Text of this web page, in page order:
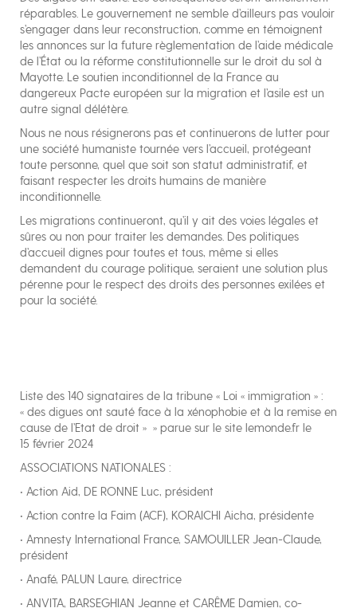
réparables. Le gouvernement ne semble d’ailleurs pas vouloir
s’engager dans leur reconstruction, comme en témoignent
les annonces sur la future règlementation de l’aide médicale
de l’État ou la réforme constitutionnelle sur le droit du sol à
Mayotte. Le soutien inconditionnel de la France au
dangereux Pacte européen sur la migration et l’asile est un
autre signal délétère.
Nous ne nous résignerons pas et continuerons de lutter pour
une société humaniste tournée vers l’accueil, protégeant
toute personne, quel que soit son statut administratif, et
faisant respecter les droits humains de manière
inconditionnelle.
Les migrations continueront, qu’il y ait des voies légales et
sûres ou non pour traiter les demandes. Des politiques
d’accueil dignes pour toutes et tous, même si elles
demandent du courage politique, seraient une solution plus
pérenne pour le respect des droits des personnes exilées et
pour la société.
Liste des 140 signataires de la tribune « Loi « immigration » :
« des digues ont sauté face à la xénophobie et à la remise en
cause de l’Etat de droit » » parue sur le site lemonde.fr le
15 février 2024
ASSOCIATIONS NATIONALES :
• Action Aid, DE RONNE Luc, président
• Action contre la Faim (ACF), KORAICHI Aicha, présidente
• Amnesty International France, SAMOUILLER Jean-Claude,
président
• Anafé, PALUN Laure, directrice
• ANVITA, BARSEGHIAN Jeanne et CARÊME Damien, co-